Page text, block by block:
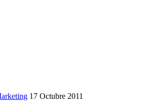
17 Octubre 2011